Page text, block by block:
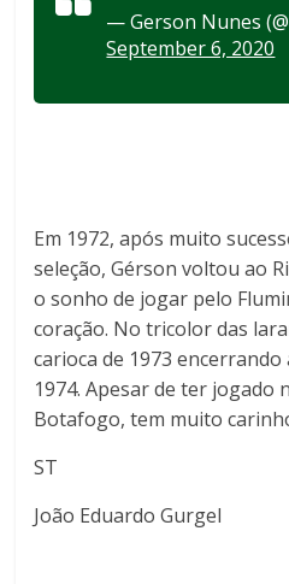
— Gerson Nunes
September 6, 2020
Em 1972, após muito
seleção, Gérson voltou ao
o sonho de jogar pelo
coração. No tricolor das
carioca de 1973
1974. Apesar de ter jogado
Botafogo, tem muito
ST
João Eduardo Gurgel